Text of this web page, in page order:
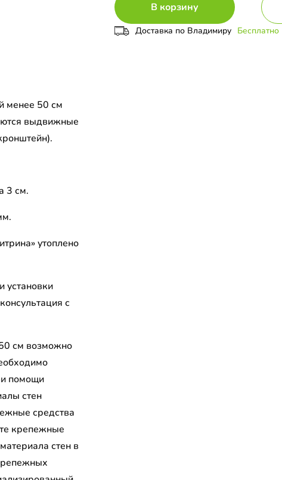
В корзину
Доставка по Владимиру Бесплатно
менее 50 см
выдвижные
3 см.
утоплено
установки
с
см возможно
помощи
стен
средства
крепежные
стен в